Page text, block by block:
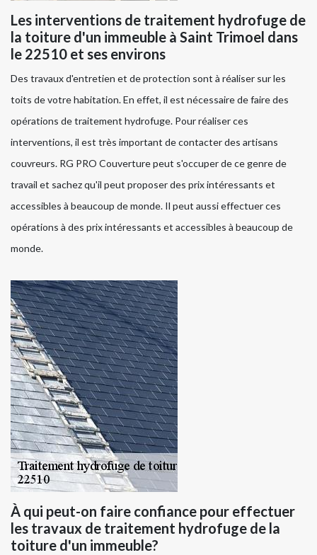
Les interventions de traitement hydrofuge de
la toiture d'un immeuble à Saint Trimoel dans
le 22510 et ses environs
Des travaux d'entretien et de protection sont à réaliser sur les
toits de votre habitation. En effet, il est nécessaire de faire des
opérations de traitement hydrofuge. Pour réaliser ces
interventions, il est très important de contacter des artisans
couvreurs. RG PRO Couverture peut s'occuper de ce genre de
travail et sachez qu'il peut proposer des prix intéressants et
accessibles à beaucoup de monde. Il peut aussi effectuer ces
opérations à des prix intéressants et accessibles à beaucoup de
monde.
À qui peut-on faire confiance pour effectuer
les travaux de traitement hydrofuge de la
toiture d'un immeuble?